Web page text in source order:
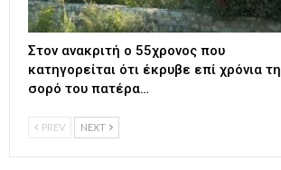
Στον ανακριτή ο 55χρονος που
κατηγορείται ότι έκρυβε επί χρόνια τη
σορό του πατέρα…
PREV NEXT